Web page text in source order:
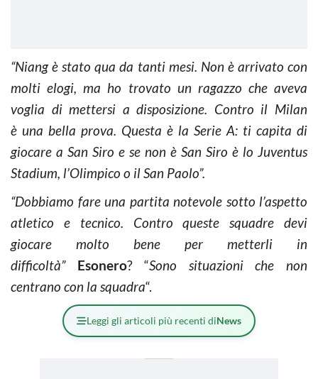
“Niang è stato qua da tanti mesi. Non è arrivato con
molti elogi, ma ho trovato un ragazzo che aveva
voglia di mettersi a disposizione. Contro il Milan
è una bella prova. Questa è la Serie A: ti capita di
giocare a San Siro e se non è San Siro è lo Juventus
Stadium, l’Olimpico o il San Paolo”.
“Dobbiamo fare una partita notevole sotto l’aspetto
atletico e tecnico. Contro queste squadre devi
giocare molto bene per metterli in
difficoltà” Esonero? “Sono situazioni che non
centrano con la squadra“.
Leggi gli articoli più recenti diNews